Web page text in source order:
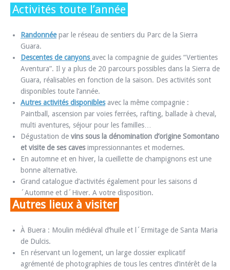
Activités toute l’année
Randonnéepar le réseau de sentiers du Parc de la Sierra
Guara.
Descentes de canyons avec la compagnie de guides “Vertientes
Aventura”. Il y a plus de 20 parcours possibles dans la Sierra de
Guara, réalisables en fonction de la saison. Des activités sont
disponibles toute l’année.
Autres activités disponiblesavec la même compagnie :
Paintball, ascension par voies ferrées, rafting, ballade à cheval,
multi aventures, séjour pour les familles…
Dégustation de vins sous la dénomination d’origine Somontano
et visite de ses cavesimpressionnantes et modernes.
En automne et en hiver, la cueillette de champignons est une
bonne alternative.
Grand catalogue d’activités également pour les saisons d
´Automne et d´Hiver. A votre disposition.
Autres lieux à visiter
À Buera : Moulin médiéval d’huile et l´Ermitage de Santa Maria
de Dulcis.
En réservant un logement, un large dossier explicatif
agrémenté de photographies de tous les centres d’intérêt de la